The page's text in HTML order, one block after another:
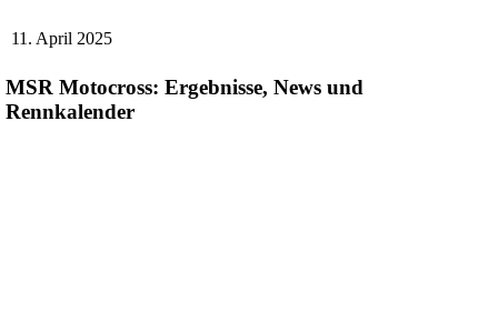
11. April 2025
MSR Motocross: Ergebnisse, News und
Rennkalender